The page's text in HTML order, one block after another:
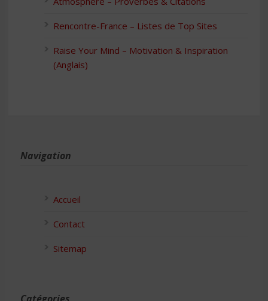
Rencontre-France – Listes de Top Sites
Raise Your Mind – Motivation & Inspiration
(Anglais)
Navigation
Accueil
Contact
Sitemap